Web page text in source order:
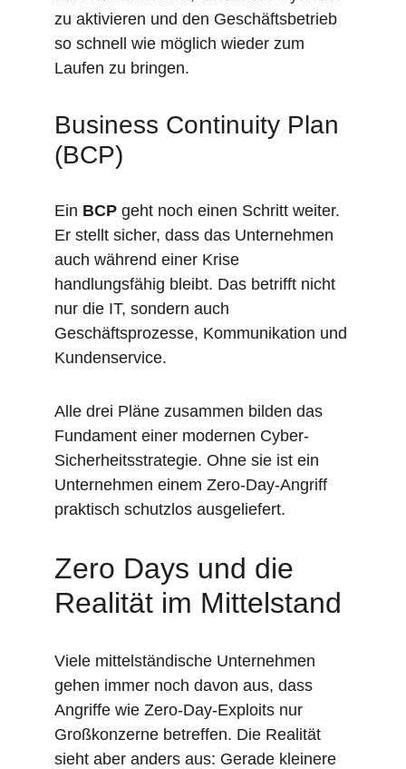
zu aktivieren und den Geschäftsbetrieb
so schnell wie möglich wieder zum
Laufen zu bringen.
Business Continuity Plan
(BCP)
Ein BCP geht noch einen Schritt weiter.
Er stellt sicher, dass das Unternehmen
auch während einer Krise
handlungsfähig bleibt. Das betrifft nicht
nur die IT, sondern auch
Geschäftsprozesse, Kommunikation und
Kundenservice.
Alle drei Pläne zusammen bilden das
Fundament einer modernen Cyber-
Sicherheitsstrategie. Ohne sie ist ein
Unternehmen einem Zero-Day-Angriff
praktisch schutzlos ausgeliefert.
Zero Days und die
Realität im Mittelstand
Viele mittelständische Unternehmen
gehen immer noch davon aus, dass
Angriffe wie Zero-Day-Exploits nur
Großkonzerne betreffen. Die Realität
sieht aber anders aus: Gerade kleinere